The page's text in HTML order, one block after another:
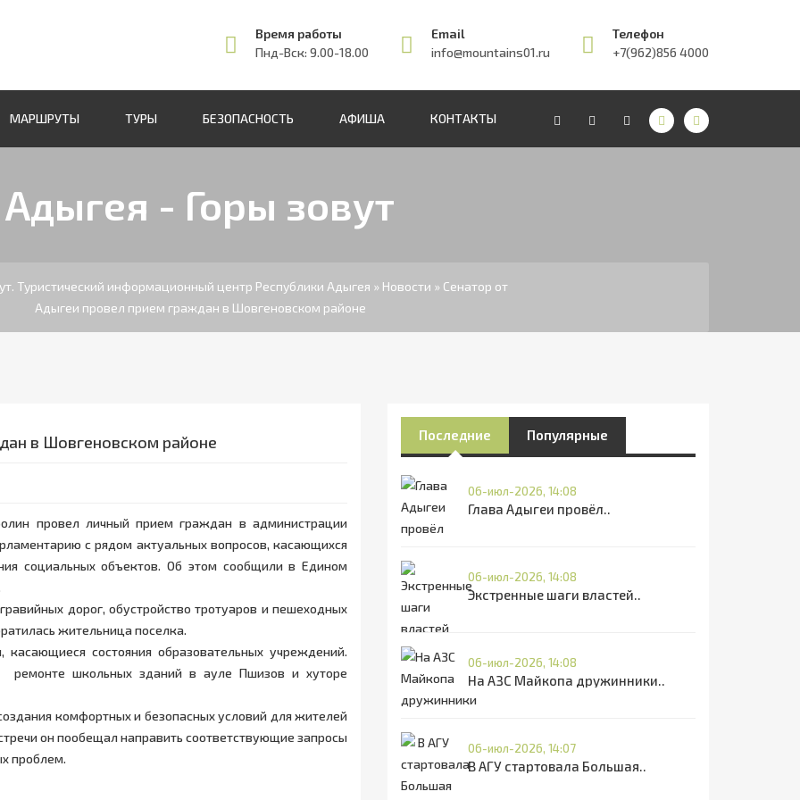
Время работы
Пнд-Вск: 9.00-18.00
Email
info@mountains01.ru
Телефон
+7(962)856 4000
МАРШРУТЫ ТУРЫ БЕЗОПАСНОСТЬ АФИША КОНТАКТЫ
Адыгея - Горы зовут
Туристический информационный центр Республики Адыгея » Новости » Сенатор от
Адыгеи провел прием граждан в Шовгеновском районе
в Шовгеновском районе
провел личный прием граждан в администрации
с рядом актуальных вопросов, касающихся
социальных объектов. Об этом сообщили в Едином
дорог, обустройство тротуаров и пешеходных
жительница поселка.
состояния образовательных учреждений.
ремонте школьных зданий в ауле Пшизов и хуторе
комфортных и безопасных условий для жителей
он пообещал направить соответствующие запросы
проблем.
Последние Популярные
06-июл-2026, 14:08
Глава Адыгеи провёл..
06-июл-2026, 14:08
Экстренные шаги властей..
06-июл-2026, 14:08
На АЗС Майкопа дружинники..
06-июл-2026, 14:07
В АГУ стартовала Большая..